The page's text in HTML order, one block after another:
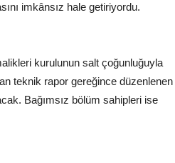
imkânsız hale getiriyordu.
kurulunun salt çoğunluğuyla
teknik rapor gereğince düzenlenen
Bağımsız bölüm sahipleri ise